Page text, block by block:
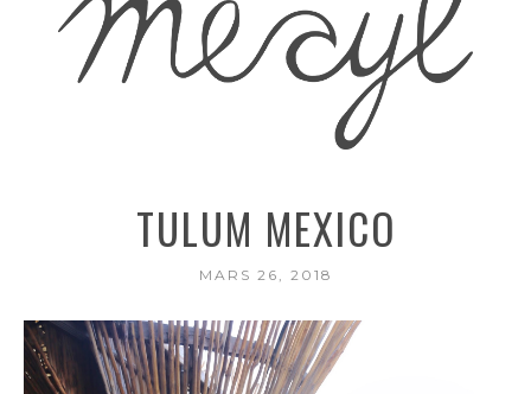
TULUM MEXICO
MARS 26, 2018